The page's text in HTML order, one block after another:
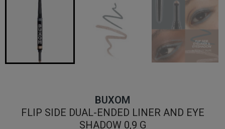
BUXOM
FLIP SIDE DUAL-ENDED LINER AND EYE
SHADOW 0,9 G